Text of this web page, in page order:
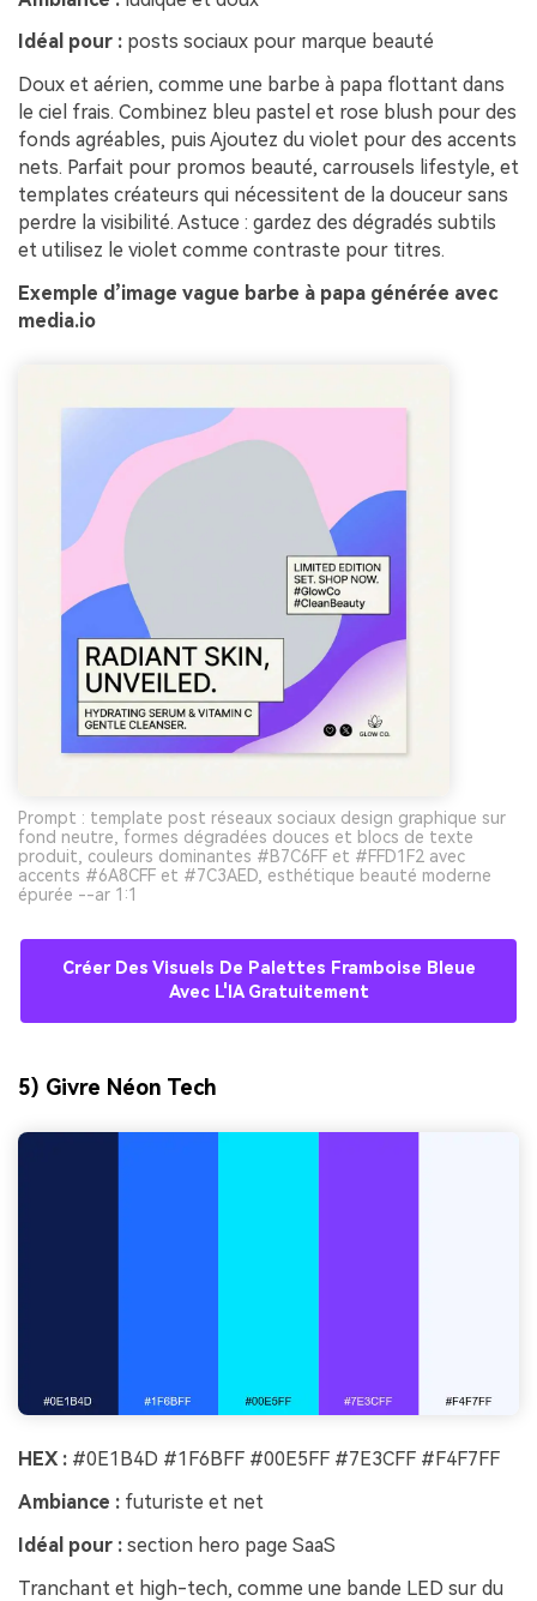
Idéal pour : posts sociaux pour marque beauté
Doux et aérien, comme une barbe à papa flottant dans
le ciel frais. Combinez bleu pastel et rose blush pour des
fonds agréables, puis Ajoutez du violet pour des accents
nets. Parfait pour promos beauté, carrousels lifestyle, et
templates créateurs qui nécessitent de la douceur sans
perdre la visibilité. Astuce : gardez des dégradés subtils
et utilisez le violet comme contraste pour titres.
Exemple d’image vague barbe à papa générée avec
media.io
Prompt : template post réseaux sociaux design graphique sur
fond neutre, formes dégradées douces et blocs de texte
produit, couleurs dominantes #B7C6FF et #FFD1F2 avec
accents #6A8CFF et #7C3AED, esthétique beauté moderne
épurée --ar 1:1
Créer Des Visuels De Palettes Framboise Bleue
Avec L'IA Gratuitement
5) Givre Néon Tech
HEX : #0E1B4D #1F6BFF #00E5FF #7E3CFF #F4F7FF
Ambiance : futuriste et net
Idéal pour : section hero page SaaS
Tranchant et high-tech, comme une bande LED sur du